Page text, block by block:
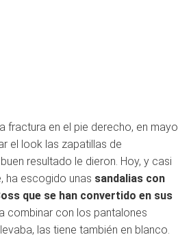
fractura en el pie derecho, en mayo
el look las zapatillas de
resultado le dieron. Hoy, y casi
ha escogido unas sandalias con
que se han convertido en sus
combinar con los pantalones
las tiene también en blanco.